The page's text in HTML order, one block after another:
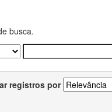
busca.
registros por